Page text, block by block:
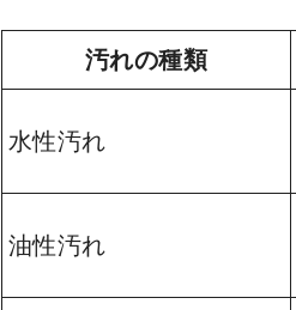
汚れの種類
水性汚れ
油性汚れ